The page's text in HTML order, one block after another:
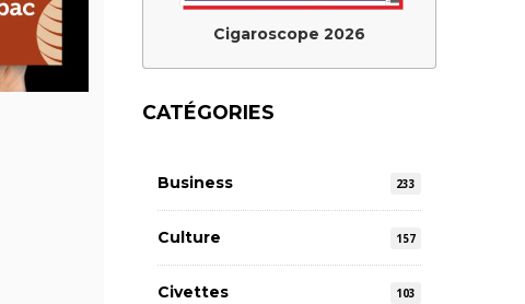
Cigaroscope 2026
CATÉGORIES
Business 233
Culture 157
Civettes 103